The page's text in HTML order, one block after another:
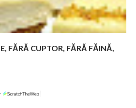
FĂRĂ CUPTOR, FĂRĂ FĂINĂ,